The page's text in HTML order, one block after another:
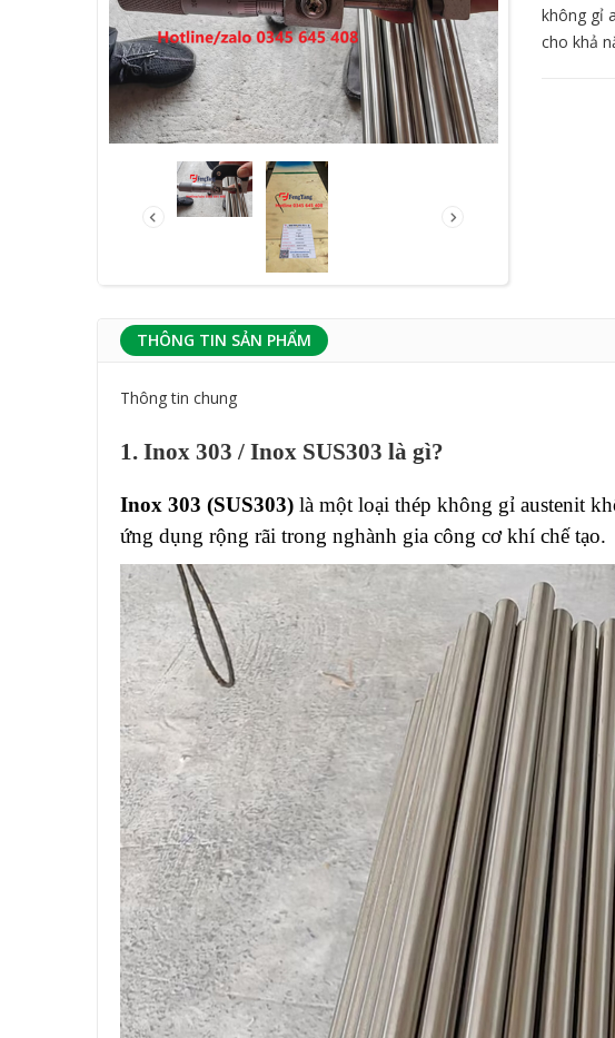
không gỉ
cho khả
THÔNG TIN SẢN PHẨM
Thông tin chung
1. Inox 303 / Inox SUS303 là gì?
Inox 303 (SUS303) là một loại thép không gỉ austenit
ứng dụng rộng rãi trong nghành gia công cơ khí chế tạo.